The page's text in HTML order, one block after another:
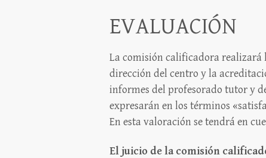
EVALUACIÓN
La comisión calificadora realizará
dirección del centro y la
informes del profesorado tutor y
expresarán en los términos
En esta valoración se tendrá en
El juicio de la comisión